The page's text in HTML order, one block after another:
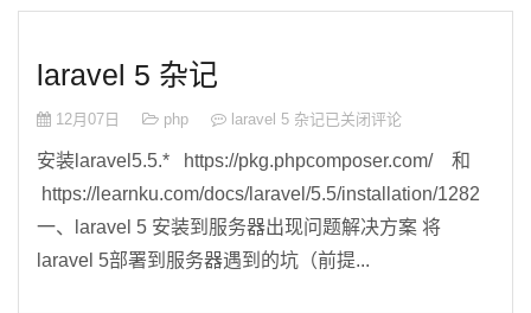
laravel 5 杂记
12月07日 php laravel 5 杂记已关闭评论
安装laravel5.5.* https://pkg.phpcomposer.com/ 和
https://learnku.com/docs/laravel/5.5/installation/1282
一、laravel 5 安装到服务器出现问题解决方案 将
laravel 5部署到服务器遇到的坑（前提...